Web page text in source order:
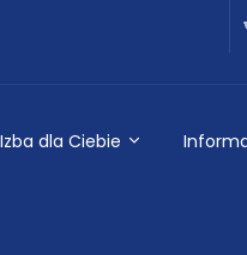
Izba dla Ciebie